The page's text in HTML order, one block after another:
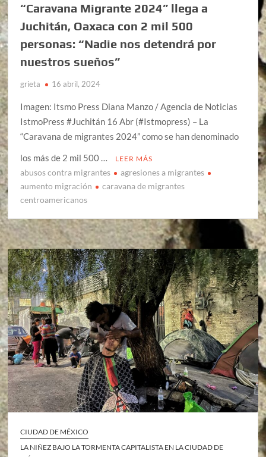
“Caravana Migrante 2024” llega a
Juchitán, Oaxaca con 2 mil 500
personas: “Nadie nos detendrá por
nuestros sueños”
grieta 16 abril, 2024
Imagen: Itsmo Press Diana Manzo / Agencia de Noticias
IstmoPress #Juchitán 16 Abr (#Istmopress) – La
“Caravana de migrantes 2024” como se han denominado
los más de 2 mil 500 …
LEER MÁS
abusos contra migrantes
agresiones a migrantes
aumento migración
caravana de migrantes
centroamericanos
CIUDAD DE MÉXICO
LA NIÑEZ BAJO LA TORMENTA CAPITALISTA EN LA CIUDAD DE